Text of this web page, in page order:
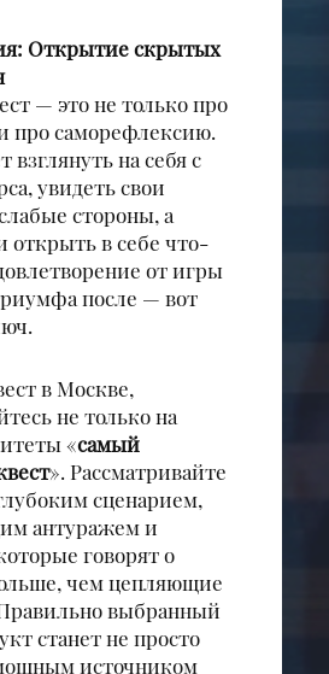
Открытие скрытых
— это не только про
про саморефлексию.
взглянуть на себя с
увидеть свои
стороны, а
открыть в себе что-
от игры
после — вот
в Москве,
не только на
«самый
». Рассматривайте
сценарием,
антуражем и
говорят о
чем цепляющие
выбранный
станет не просто
источником